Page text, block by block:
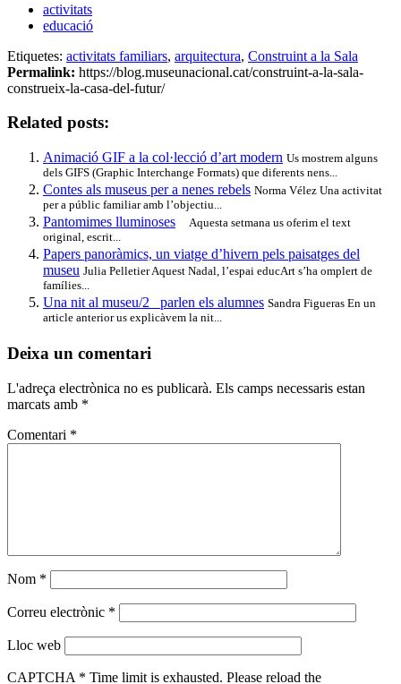
activitats
educació
Etiquetes: activitats familiars, arquitectura, Construint a la Sala
Permalink: https://blog.museunacional.cat/construint-a-la-sala-
construeix-la-casa-del-futur/
Related posts:
Animació GIF a la col·lecció d’art modern Us mostrem alguns
dels GIFS (Graphic Interchange Formats) que diferents nens...
Contes als museus per a nenes rebels Norma Vélez Una activitat
per a públic familiar amb l’objectiu...
Pantomimes lluminoses
Aquesta setmana us oferim el text
original, escrit...
Papers panoràmics, un viatge d’hivern pels paisatges del
museu Julia Pelletier Aquest Nadal, l’espai educArt s’ha omplert de
famílies...
Una nit al museu/2_ parlen els alumnes Sandra Figueras En un
article anterior us explicàvem la nit...
Deixa un comentari
L'adreça electrònica no es publicarà. Els camps necessaris estan
marcats amb *
Comentari *
Nom *
Correu electrònic *
Lloc web
CAPTCHA * Time limit is exhausted. Please reload the